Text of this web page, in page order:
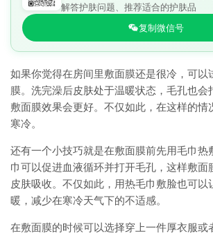
解答护肤问题、推荐适合的护肤品
复制微信号
如果你觉得在房间里敷面膜还是很冷，可以
膜。洗完澡后皮肤处于温暖状态，毛孔也会
敷面膜效果会更好。不仅如此，在这样的情
寒冷。
还有一个小技巧就是在敷面膜前先用毛巾热
巾可以促进血液循环并打开毛孔，这样敷面
皮肤吸收。不仅如此，用热毛巾敷脸也可以
暖，减少在寒冷天气下的不适感。
在敷面膜的时候可以选择穿上一件厚衣服或